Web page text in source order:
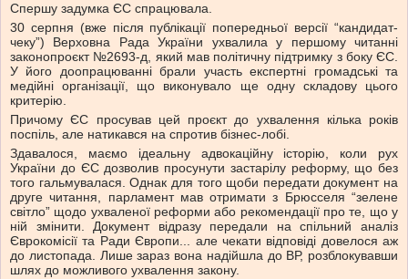
Спершу задумка ЄС спрацювала.
30 серпня (вже після публікації попередньої версії “кандидат-
чеку”) Верховна Рада України ухвалила у першому читанні
законопроєкт №2693-д, який мав політичну підтримку з боку ЄС.
У його доопрацюванні брали участь експертні громадські та
медійні організації, що виконувало ще одну складову цього
критерію.
Причому ЄС просував цей проєкт до ухвалення кілька років
поспіль, але натикався на спротив бізнес-лобі.
Здавалося, маємо ідеальну адвокаційну історію, коли рух
України до ЄС дозволив просунути застарілу реформу, що без
того гальмувалася. Однак для того щоби передати документ на
друге читання, парламент мав отримати з Брюсселя “зелене
світло” щодо ухваленої реформи або рекомендації про те, що у
ній змінити. Документ відразу передали на спільний аналіз
Єврокомісії та Ради Європи... але чекати відповіді довелося аж
до листопада. Лише зараз вона надійшла до ВР, розблокувавши
шлях до можливого ухвалення закону.